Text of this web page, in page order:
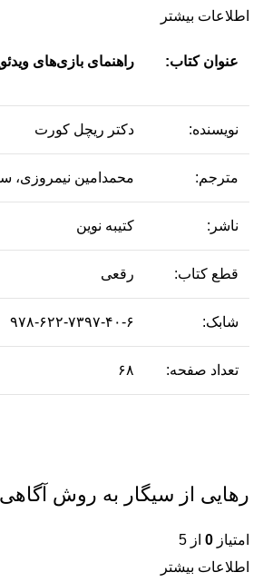
اطلاعات بیشتر
عنوان کتاب: راهنمای بازی‌های
نویسنده: دکتر ریچل کورت
مترجم: محمدامین نیمروزی،
ناشر: کتیبه نوین
قطع کتاب: رقعی
شابک: ۹۷۸-۶۲۲-۷۳۹۷-۴۰-۶
تعداد صفحه: ۶۸
رهایی از سیگار به روش
امتیاز 0 از 5
اطلاعات بیشتر